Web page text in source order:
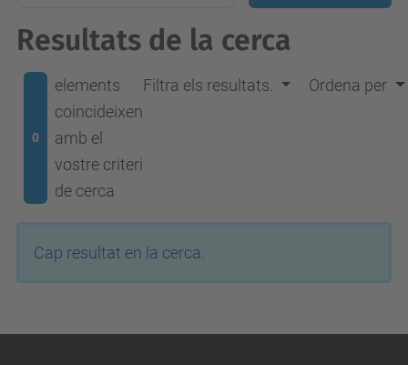
Resultats de la cerca
0
elements
coincideixen
amb el
vostre criteri
de cerca
Filtra els resultats. Ordena per
Cap resultat en la cerca.